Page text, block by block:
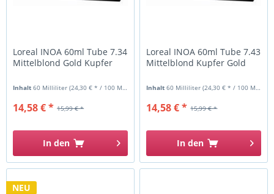
Loreal INOA 60ml Tube 7.34
Mittelblond Gold Kupfer
Inhalt60 Milliliter(24,30 € * / 100 Milliliter)
15,99 € *
14,58 € *
In den
Loreal INOA 60ml Tube 7.43
Mittelblond Kupfer Gold
Inhalt60 Milliliter(24,30 € * / 100 Milliliter)
15,99 € *
14,58 € *
In den
NEU